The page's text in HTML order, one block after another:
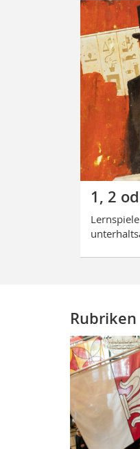
1, 2
Rubriken